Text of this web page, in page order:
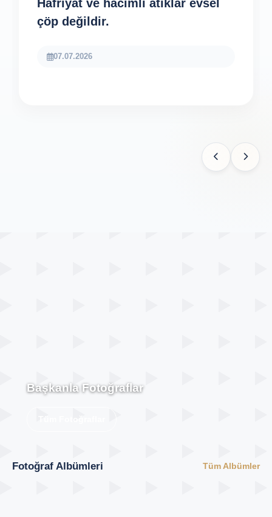
Hafriyat ve hacimli atıklar evsel
çöp değildir.
07.07.2026
Başkanla Fotoğraflar
Fotoğraf Albümleri Tüm Albümler